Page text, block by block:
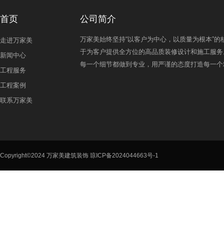
首页
走进万家美
新闻中心
工程服务
工程案例
联系万家美
公司简介
万家美始终坚持“以客户为中心，以质量为根本”的
于为客户提供全方位的高品质装修设计和施工服
每一个细节都做到专业，用严谨的态度打造每一
Copyright©2024 万家美建筑装饰 琼ICP备2024044663号-1